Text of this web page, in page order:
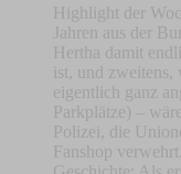
Highlight der
Jahren aus der
Hertha damit
ist, und
eigentlich ganz
Parkplätze) –
Polizei, die
Fanshop